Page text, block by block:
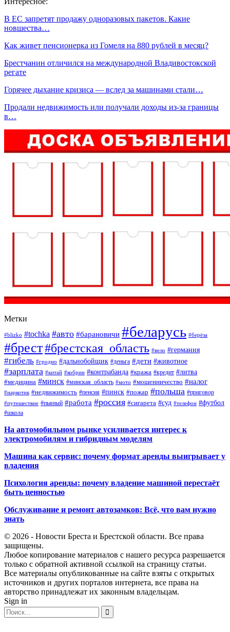
В ЕС запретят продажу одноразовых пакетов. Какие
новшества…
Как живет пенсионерка из Гомеля на 880 рублей в месяц?
Брестчанин отличился на международной Владивостокской
регате
Горячее дыхание кризиса — вслед за машинами стали…
Продали недвижимость или получали доходы из-за границы
в…
Метки
#blizko #tochka #авто #барановичи #беларусь #берёза
#брест#брестская_область #вело #германия
#гибель #гродно #дальнобойщик #деньга #дети #животное
#зарплата #китай #кобрин #контрабанда #кража #кредит #литва
#медицина #минск #минская_область #мото #мошенничество #налог
#наркотик #недвижимость #пенсия #пинск #пожар #польша #приговор
#путешествие #пьяный #работа #россия #сигарета #суд #телефон #футбол
#школа
На автомобильном рынке усиливается интерес к
электромобилям и гибридным моделям
Машина как сервис: почему формат аренды выигрывает у
владения
Психология аренды: почему владение машиной перестаёт
быть ценностью
Обслуживание и ремонт автозамков: Всё, что вам нужно
знать
© 2026 - Новости Бреста и Брестской области. Все права
защищены.
Любое копирование материалов с нашего ресурса разрешается
только с обратной активной ссылкой на страницу статьи.
Все материалы опубликованные на сайте взяты с открытых
источников и других порталов интернета, все права на
авторство принадлежат их законным владельцам.
Sign in